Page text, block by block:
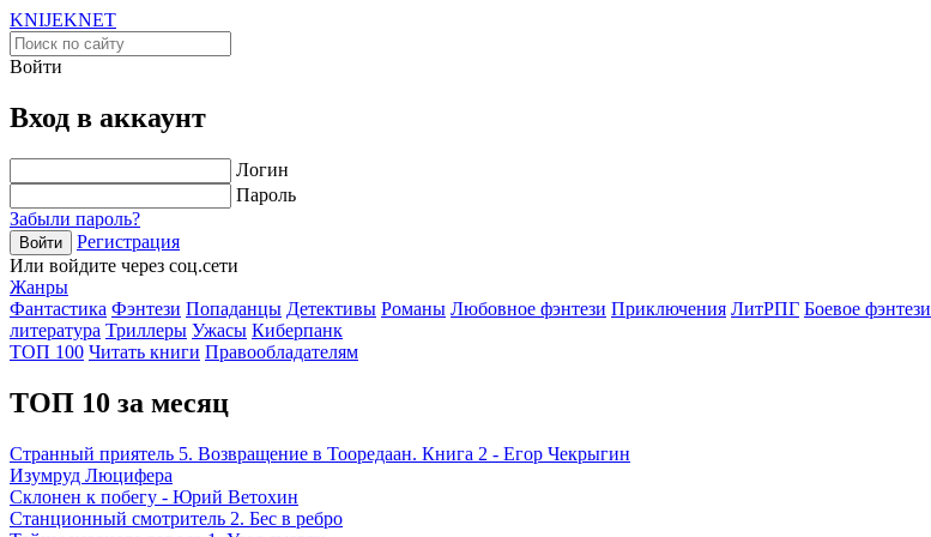
KNIJEKNET
Войти
Вход в аккаунт
Логин
Пароль
Забыли пароль?
Войти
Регистрация
Или войдите через соц.сети
Жанры
Фантастика Фэнтези Попаданцы Детективы Романы Любовное фэнтези Приключения ЛитРПГ Боевое фэнтези
литература Триллеры Ужасы Киберпанк
ТОП 100 Читать книги Правообладателям
ТОП 10 за месяц
Странный приятель 5. Возвращение в Тооредаан. Книга 2 - Егор Чекрыгин
Изумруд Люцифера
Склонен к побегу - Юрий Ветохин
Станционный смотритель 2. Бес в ребро